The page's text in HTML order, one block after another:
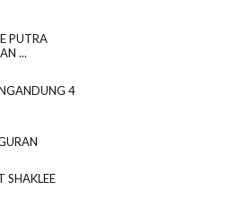
PUTRA
...
4
SHAKLEE